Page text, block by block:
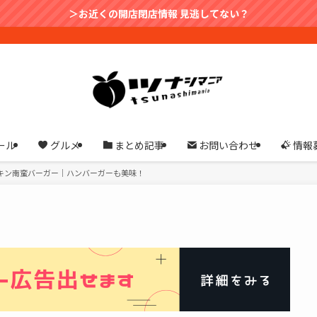
＞お近くの開店閉店情報 見逃してない？
ル グルメ まとめ記事 お問い合わせ 情報
南蛮バーガー｜ハンバーガーも美味！